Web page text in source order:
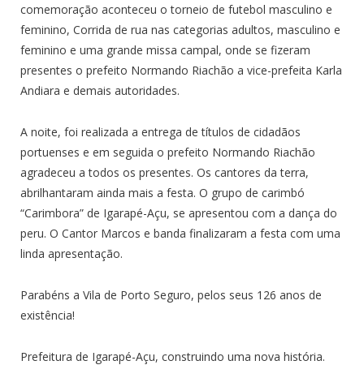
comemoração aconteceu o torneio de futebol masculino e
feminino, Corrida de rua nas categorias adultos, masculino e
feminino e uma grande missa campal, onde se fizeram
presentes o prefeito Normando Riachão a vice-prefeita Karla
Andiara e demais autoridades.
A noite, foi realizada a entrega de títulos de cidadãos
portuenses e em seguida o prefeito Normando Riachão
agradeceu a todos os presentes. Os cantores da terra,
abrilhantaram ainda mais a festa. O grupo de carimbó
“Carimbora” de Igarapé-Açu, se apresentou com a dança do
peru. O Cantor Marcos e banda finalizaram a festa com uma
linda apresentação.
Parabéns a Vila de Porto Seguro, pelos seus 126 anos de
existência!
Prefeitura de Igarapé-Açu, construindo uma nova história.